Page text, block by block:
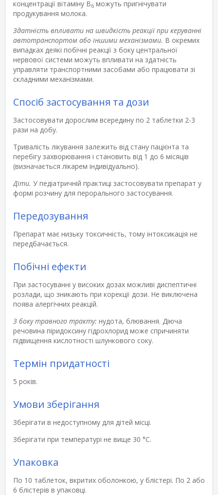
концентрації вітаміну В6 можуть пригнічувати
продукування молока.
Здатність впливати на швидкість реакції при керуванні
автотранспортом або іншими механізмами. В окремих
випадках деякі побічні реакції з боку центральної
нервової системи можуть впливати на здатність
управляти транспортними засобами або працювати зі
складними механізмами.
Спосіб застосування та дози
Застосовувати дорослим всередину по 2 таблетки 2-3
рази на добу.
Тривалість лікування залежить від стану пацієнта та
перебігу захворювання і становить від 1 до 6 місяців
(визначається лікарем індивідуально).
Діти. У педіатричній практиці застосовувати препарат у
формі розчину для перорального застосування.
Передозування
Препарат має низьку токсичність, тому інтоксикація не
передбачається.
Побічні ефекти
При застосуванні у високих дозах можливі диспептичні
розлади, що зникають при корекції дози. Не виключена
поява алергічних реакцій.
З боку травного тракту: нудота, блювання. Діюча
речовина піридоксину гідрохлорид може спричиняти
підвищення кислотності шлункового соку.
Термін придатності
5 років.
Умови зберігання
Зберігати в недоступному для дітей місці.
Зберігати при температурі не вище 30 °С.
Упаковка
По 10 таблеток, вкритих оболонкою, у блістері. По 2 або
6 блістерів в упаковці.